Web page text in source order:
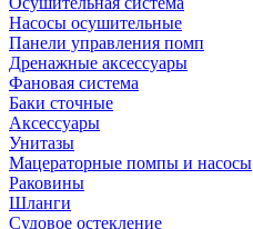
Насосы осушительные
Панели управления помп
Дренажные аксессуары
Фановая система
Баки сточные
Аксессуары
Унитазы
Мацераторные помпы и насосы
Раковины
Шланги
Судовое остекление